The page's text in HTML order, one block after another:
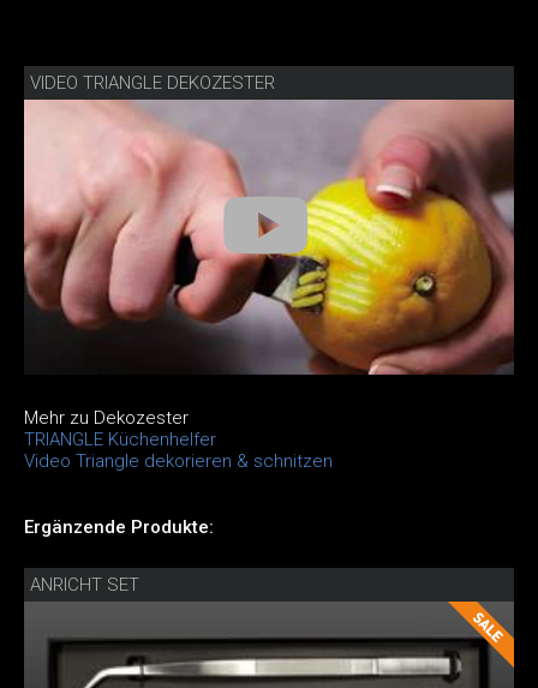
VIDEO TRIANGLE DEKOZESTER
Mehr zu Dekozester
TRIANGLE Küchenhelfer
Video Triangle dekorieren & schnitzen
Ergänzende Produkte:
ANRICHT SET